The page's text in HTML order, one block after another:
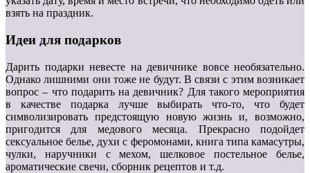
взять на праздник.
Идеи для подарков
Дарить подарки невесте на девичнике вовсе необязательно.
Однако лишними они тоже не будут. В связи с этим возникает
вопрос – что подарить на девичник? Для такого мероприятия
в качестве подарка лучше выбирать что-то, что будет
символизировать предстоящую новую жизнь и, возможно,
пригодится для медового месяца. Прекрасно подойдет
сексуальное белье, духи с феромонами, книга типа камасутры,
чулки, наручники с мехом, шелковое постельное белье,
ароматические свечи, сборник рецептов и т.д.